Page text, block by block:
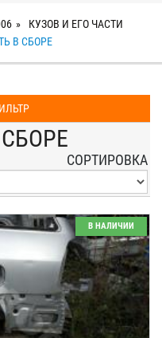
КУЗОВ И ЕГО ЧАСТИ
В СБОРЕ
СОРТИРОВКА
В НАЛИЧИИ